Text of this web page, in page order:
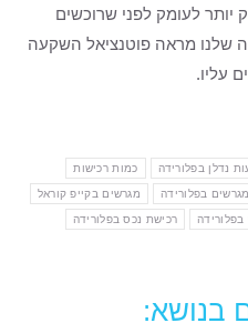
יותר לעומק לפני שרוכשים
שלנו מראה פוטנציאל השקעה
עליו.
נדלן בפלורידה כמות רכישות
מגרשים בפלורידה מגרשים בקייפ קוראל
רכישת נכס בפלורידה
בנושא: